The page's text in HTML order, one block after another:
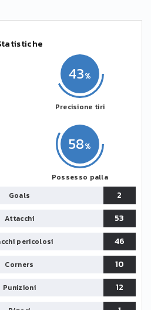
58
Possesso palla
43
Precisione tiri
Goals
2
Attacchi
53
pericolosi
46
Corners
10
Punizioni
12